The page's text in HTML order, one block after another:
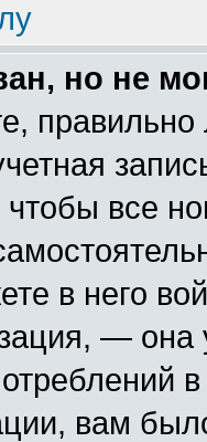
но не
все
в него
—
вам